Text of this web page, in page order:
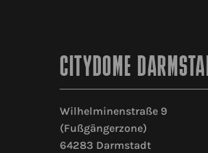
CITYDOME
Wilhelminenstraße 9
(Fußgängerzone)
64283 Darmstadt